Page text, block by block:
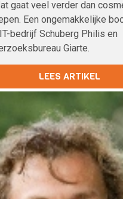
gaat veel verder dan
Een ongemakkelijke
bedrijf Schuberg Philis en
Giarte.
LEES ARTIKEL